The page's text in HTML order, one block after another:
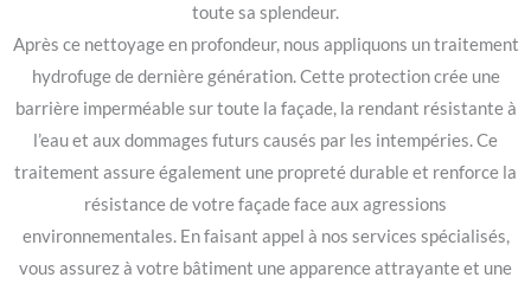
toute sa splendeur.
Après ce nettoyage en profondeur, nous appliquons un traitement
hydrofuge de dernière génération. Cette protection crée une
barrière imperméable sur toute la façade, la rendant résistante à
l’eau et aux dommages futurs causés par les intempéries. Ce
traitement assure également une propreté durable et renforce la
résistance de votre façade face aux agressions
environnementales. En faisant appel à nos services spécialisés,
vous assurez à votre bâtiment une apparence attrayante et une